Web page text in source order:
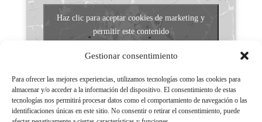
Gestionar consentimiento
Para ofrecer las mejores experiencias, utilizamos tecnologías como las cookies para
almacenar y/o acceder a la información del dispositivo. El consentimiento de estas
tecnologías nos permitirá procesar datos como el comportamiento de navegación o las
identificaciones únicas en este sitio. No consentir o retirar el consentimiento, puede
Haz clic para aceptar cookies de marketing y
permitir este contenido